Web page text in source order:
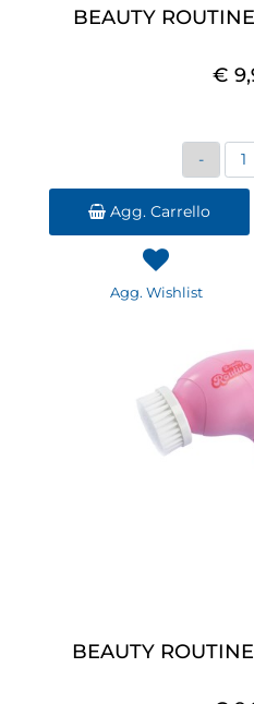
BEAUTY
€
Agg. Carrello
Agg. Wishlist
BEAUTY